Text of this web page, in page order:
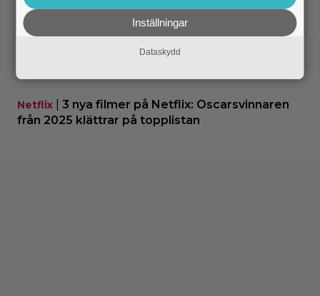
Exklusivt
”Svärtan”-stjärnan Linus Rogsgård om
sina favoritserier: ”En av de bästa…”
Nu på Viaplay: ”Stiliserat våld och
Netflix
3 nya filmer på Netflix: Oscarsvinnaren
från 2025 klättrar på topplistan
Inställningar
Dataskydd